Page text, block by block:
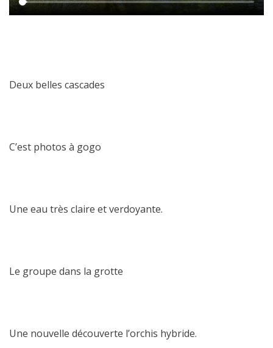
Deux belles cascades
C’est photos à gogo
Une eau très claire et verdoyante.
Le groupe dans la grotte
Une nouvelle découverte l’orchis hybride.